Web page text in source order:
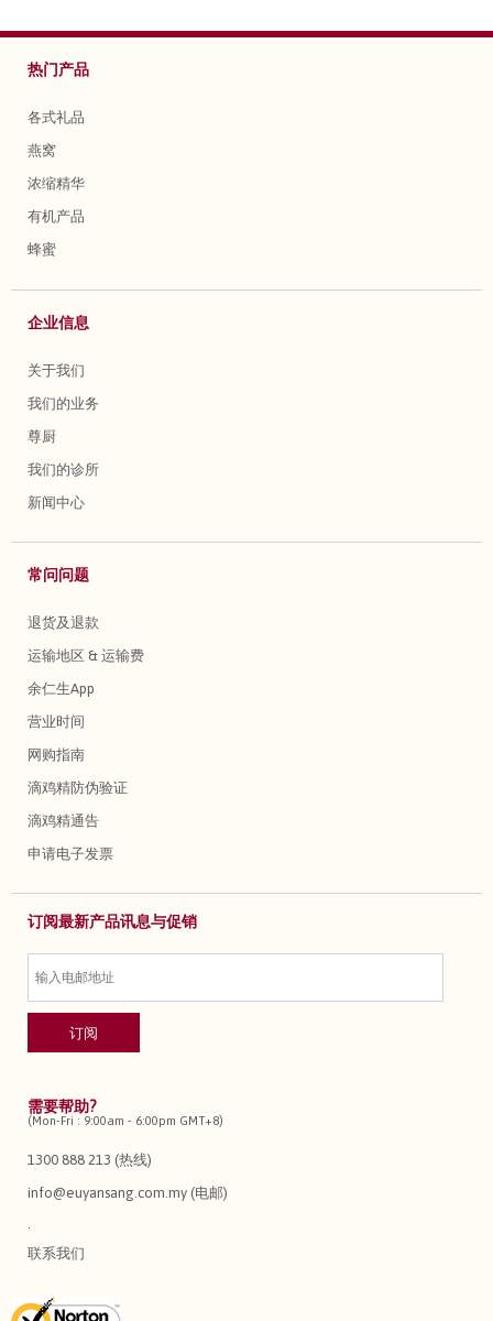
热门产品
各式礼品
燕窝
浓缩精华
有机产品
蜂蜜
企业信息
关于我们
我们的业务
尊厨
我们的诊所
新闻中心
常问问题
退货及退款
运输地区 & 运输费
余仁生App
营业时间
网购指南
滴鸡精防伪验证
滴鸡精通告
申请电子发票
订阅最新产品讯息与促销
需要帮助?
(Mon-Fri : 9:00am - 6:00pm GMT+8)
1300 888 213 (热线)
info@euyansang.com.my (电邮)
联系我们